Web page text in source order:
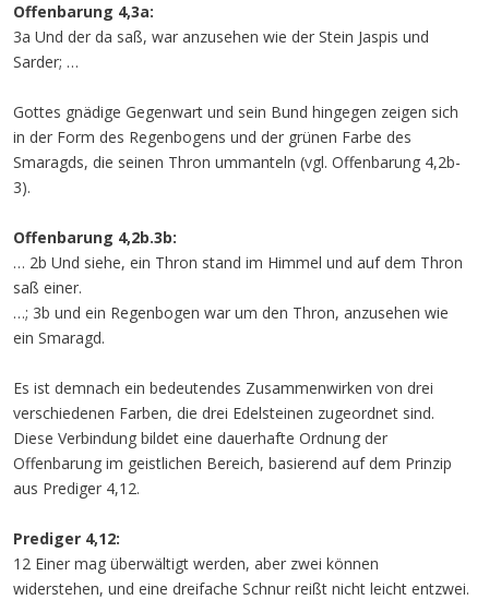
Offenbarung 4,3a:
3a Und der da saß, war anzusehen wie der Stein Jaspis und
Sarder; …
Gottes gnädige Gegenwart und sein Bund hingegen zeigen sich
in der Form des Regenbogens und der grünen Farbe des
Smaragds, die seinen Thron ummanteln (vgl. Offenbarung 4,2b-
3).
Offenbarung 4,2b.3b:
… 2b Und siehe, ein Thron stand im Himmel und auf dem Thron
saß einer.
…; 3b und ein Regenbogen war um den Thron, anzusehen wie
ein Smaragd.
Es ist demnach ein bedeutendes Zusammenwirken von drei
verschiedenen Farben, die drei Edelsteinen zugeordnet sind.
Diese Verbindung bildet eine dauerhafte Ordnung der
Offenbarung im geistlichen Bereich, basierend auf dem Prinzip
aus Prediger 4,12.
Prediger 4,12:
12 Einer mag überwältigt werden, aber zwei können
widerstehen, und eine dreifache Schnur reißt nicht leicht entzwei.